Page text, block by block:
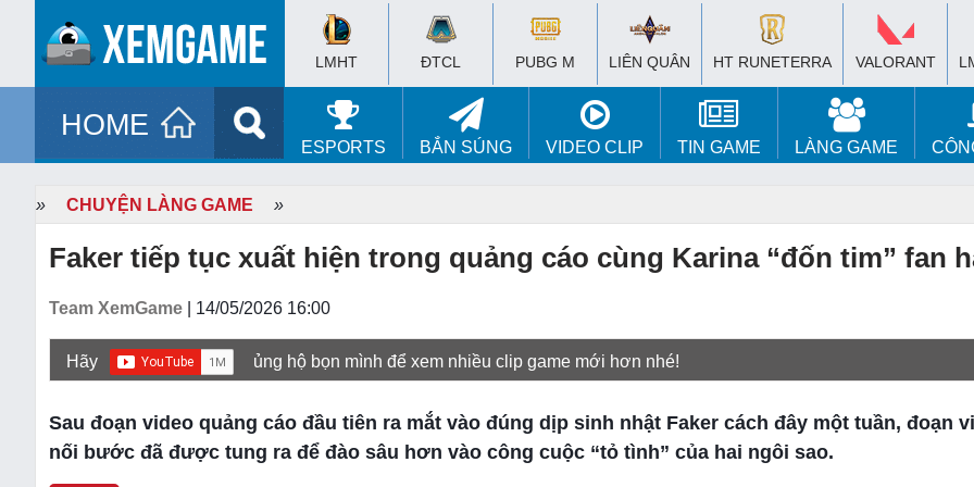
LMHT ĐTCL PUBG M LIÊN QUÂN HT RUNETERRA VALORANT
HOME
ESPORTS BẮN SÚNG VIDEO CLIP TIN GAME LÀNG GAME
» CHUYỆN LÀNG GAME »
Faker tiếp tục xuất hiện trong quảng cáo cùng Karina “đốn tim” fan
Team XemGame | 14/05/2026 16:00
Hãy ủng hộ bọn mình để xem nhiều clip game mới hơn nhé!
Sau đoạn video quảng cáo đầu tiên ra mắt vào đúng dịp sinh nhật Faker cách đây một tuần, đoạn
nối bước đã được tung ra để đào sâu hơn vào công cuộc “tỏ tình” của hai ngôi sao.